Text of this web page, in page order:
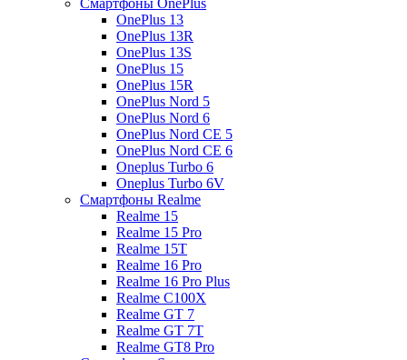
Смартфоны OnePlus
OnePlus 13
OnePlus 13R
OnePlus 13S
OnePlus 15
OnePlus 15R
OnePlus Nord 5
OnePlus Nord 6
OnePlus Nord CE 5
OnePlus Nord CE 6
Oneplus Turbo 6
Oneplus Turbo 6V
Смартфоны Realme
Realme 15
Realme 15 Pro
Realme 15T
Realme 16 Pro
Realme 16 Pro Plus
Realme C100X
Realme GT 7
Realme GT 7T
Realme GT8 Pro